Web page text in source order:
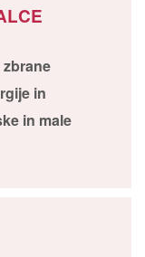
in
in male